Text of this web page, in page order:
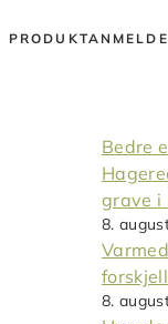
Bedre
grave i
8.
8.